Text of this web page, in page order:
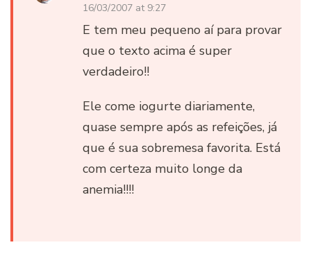
16/03/2007 at 9:27
E tem meu pequeno aí­ para provar
que o texto acima é super
verdadeiro!!
Ele come iogurte diariamente,
quase sempre após as refeições, já
que é sua sobremesa favorita. Está
com certeza muito longe da
anemia!!!!